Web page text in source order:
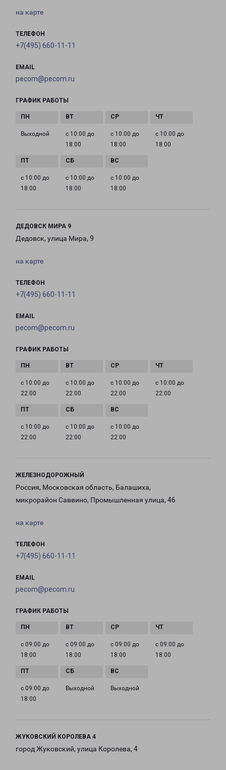
на карте
ТЕЛЕФОН
+7(495) 660-11-11
EMAIL
pecom@pecom.ru
ГРАФИК РАБОТЫ
Выходной
с 10:00 до
18:00
с 10:00 до
18:00
с 10:00 до
18:00
с 10:00 до
18:00
с 10:00 до
18:00
с 10:00 до
18:00
ДЕДОВСК МИРА 9
Дедовск, улица Мира, 9
на карте
ТЕЛЕФОН
+7(495) 660-11-11
EMAIL
pecom@pecom.ru
ГРАФИК РАБОТЫ
с 10:00 до
22:00
с 10:00 до
22:00
с 10:00 до
22:00
с 10:00 до
22:00
с 10:00 до
22:00
с 10:00 до
22:00
с 10:00 до
22:00
ЖЕЛЕЗНОДОРОЖНЫЙ
Россия, Московская область, Балашиха,
микрорайон Саввино, Промышленная улица, 46
на карте
ТЕЛЕФОН
+7(495) 660-11-11
EMAIL
pecom@pecom.ru
ГРАФИК РАБОТЫ
с 09:00 до
18:00
с 09:00 до
18:00
с 09:00 до
18:00
с 09:00 до
18:00
с 09:00 до
18:00
Выходной Выходной
ЖУКОВСКИЙ КОРОЛЕВА 4
город Жуковский, улица Королева, 4